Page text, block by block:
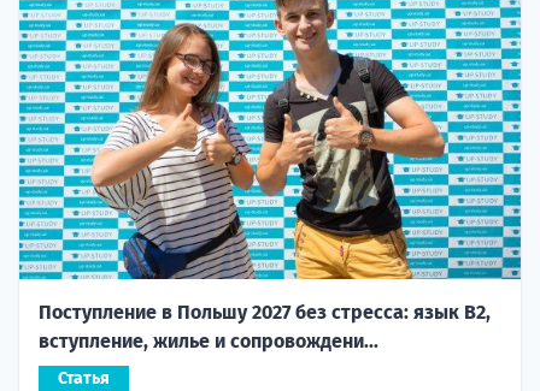
Поступление в Польшу 2027 без стресса: язык B2,
вступление, жилье и сопровождени...
Статья